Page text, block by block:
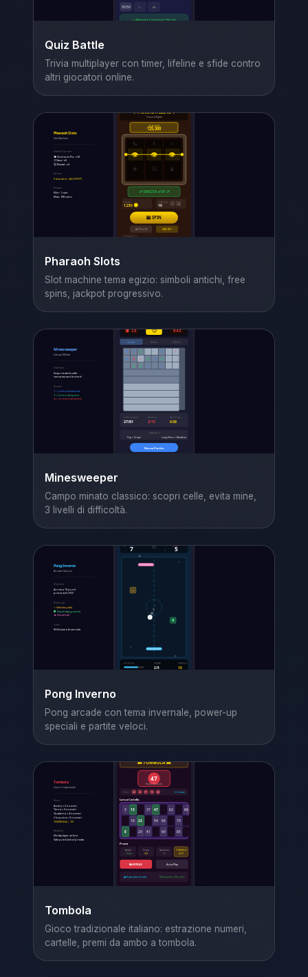
Quiz Battle
Trivia multiplayer con timer, lifeline e sfide contro
altri giocatori online.
Pharaoh Slots
Slot machine tema egizio: simboli antichi, free
spins, jackpot progressivo.
Minesweeper
Campo minato classico: scopri celle, evita mine,
3 livelli di difficoltà.
Pong Inverno
Pong arcade con tema invernale, power-up
speciali e partite veloci.
Tombola
Gioco tradizionale italiano: estrazione numeri,
cartelle, premi da ambo a tombola.